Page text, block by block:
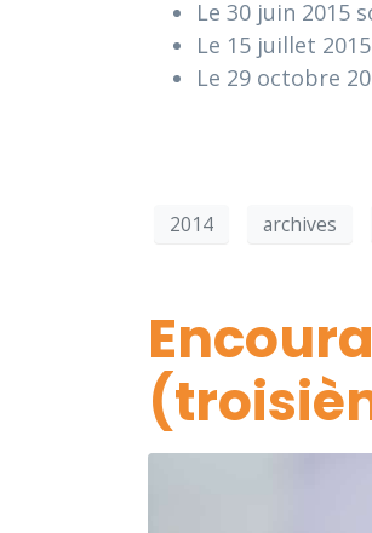
Le 30 juin 2015
Le 15 juillet
Le 29 octobre
2014 archives